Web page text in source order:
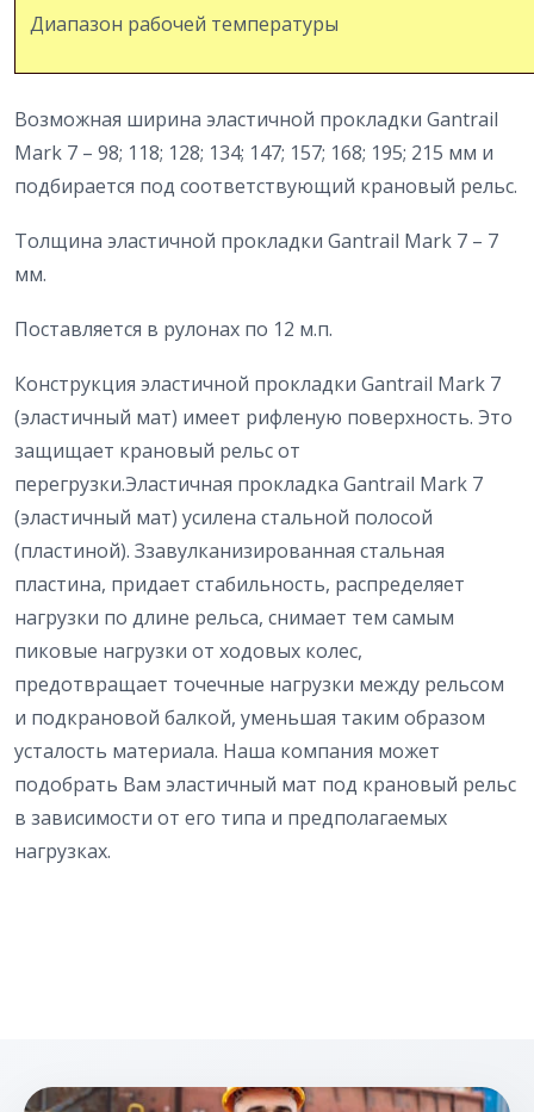
Диапазон рабочей температуры
Возможная ширина эластичной прокладки Gantrail
Mark 7 – 98; 118; 128; 134; 147; 157; 168; 195; 215 мм и
подбирается под соответствующий крановый рельс.
Толщина эластичной прокладки Gantrail Mark 7 – 7
мм.
Поставляется в рулонах по 12 м.п.
Конструкция эластичной прокладки Gantrail Mark 7
(эластичный мат) имеет рифленую поверхность. Это
защищает крановый рельс от
перегрузки.Эластичная прокладка Gantrail Mark 7
(эластичный мат) усилена стальной полосой
(пластиной). Ззавулканизированная стальная
пластина, придает стабильность, распределяет
нагрузки по длине рельса, снимает тем самым
пиковые нагрузки от ходовых колес,
предотвращает точечные нагрузки между рельсом
и подкрановой балкой, уменьшая таким образом
усталость материала. Наша компания может
подобрать Вам эластичный мат под крановый рельс
в зависимости от его типа и предполагаемых
нагрузках.